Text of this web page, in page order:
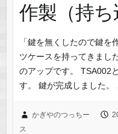
作製（持ち
「鍵を無くしたので鍵
ツケースを持ってきまし
のアップです。 TSA002
す。 鍵が完成しました。
かぎやのつっちー
ス